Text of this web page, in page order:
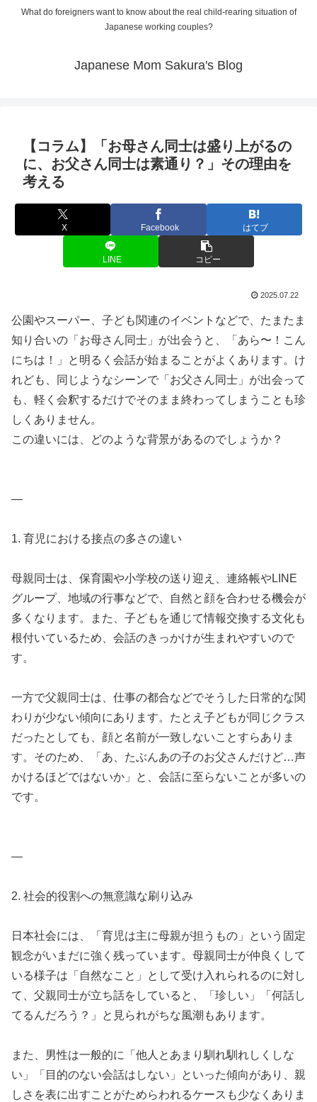
What do foreigners want to know about the real child-rearing situation of
Japanese working couples?
Japanese Mom Sakura's Blog
【コラム】「お母さん同士は盛り上がるの
に、お父さん同士は素通り？」その理由を
考える
X Facebook はてブ
LINE コピー
2025.07.22
公園やスーパー、子ども関連のイベントなどで、たまたま
知り合いの「お母さん同士」が出会うと、「あら〜！こん
にちは！」と明るく会話が始まることがよくあります。け
れども、同じようなシーンで「お父さん同士」が出会って
も、軽く会釈するだけでそのまま終わってしまうことも珍
しくありません。
この違いには、どのような背景があるのでしょうか？
—
1. 育児における接点の多さの違い
母親同士は、保育園や小学校の送り迎え、連絡帳やLINE
グループ、地域の行事などで、自然と顔を合わせる機会が
多くなります。また、子どもを通じて情報交換する文化も
根付いているため、会話のきっかけが生まれやすいので
す。
一方で父親同士は、仕事の都合などでそうした日常的な関
わりが少ない傾向にあります。たとえ子どもが同じクラス
だったとしても、顔と名前が一致しないことすらありま
す。そのため、「あ、たぶんあの子のお父さんだけど…声
かけるほどではないか」と、会話に至らないことが多いの
です。
—
2. 社会的役割への無意識な刷り込み
日本社会には、「育児は主に母親が担うもの」という固定
観念がいまだに強く残っています。母親同士が仲良くして
いる様子は「自然なこと」として受け入れられるのに対し
て、父親同士が立ち話をしていると、「珍しい」「何話し
てるんだろう？」と見られがちな風潮もあります。
また、男性は一般的に「他人とあまり馴れ馴れしくしな
い」「目的のない会話はしない」といった傾向があり、親
しさを表に出すことがためらわれるケースも少なくありま